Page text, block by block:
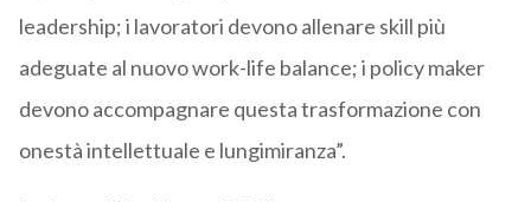
leadership; i lavoratori devono allenare skill più
adeguate al nuovo work-life balance; i policy maker
devono accompagnare questa trasformazione con
onestà intellettuale e lungimiranza”.